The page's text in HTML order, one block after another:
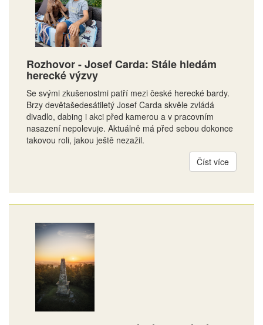
Rozhovor - Josef Carda: Stále hledám
herecké výzvy
Se svými zkušenostmi patří mezi české herecké bardy.
Brzy devětašedesátiletý Josef Carda skvěle zvládá
divadlo, dabing i akci před kamerou a v pracovním
nasazení nepolevuje. Aktuálně má před sebou dokonce
takovou roli, jakou ještě nezažil.
Číst více